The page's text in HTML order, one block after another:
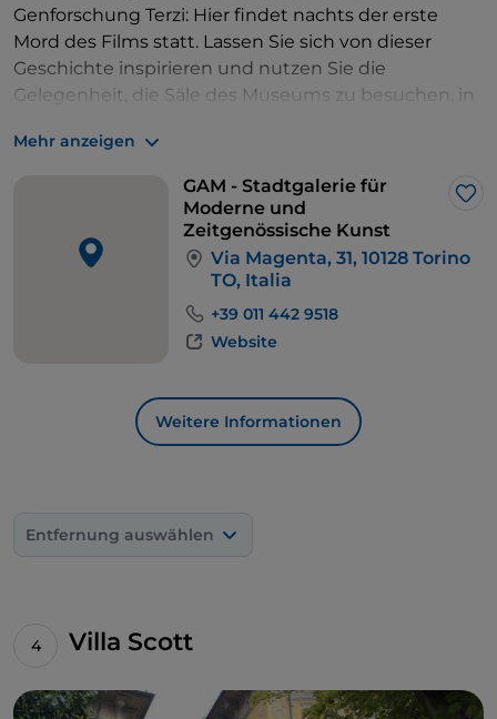
Genforschung Terzi: Hier findet nachts der erste
Mord des Films statt. Lassen Sie sich von dieser
Geschichte inspirieren und nutzen Sie die
Gelegenheit, die Säle des Museums zu besuchen, in
Renoir, Pellizza da Volpedo, Avantgarde des
20. Jahrhunderts und Arte Povera ausgestellt sind.
heißt ihre Besucher mit einem riesigen
Baum aus Carrara-Marmor, Bronze, Lindenholz und
Efeu willkommen, der eine Vorstellung von der
Heiligkeit der dort eingeschlossenen Kunst
Mehr anzeigen
GAM - Stadtgalerie für
Moderne und
Zeitgenössische Kunst
Via Magenta, 31, 10128 Torino
TO, Italia
+39 011 442 9518
Website
Weitere Informationen
Entfernung auswählen
Villa Scott